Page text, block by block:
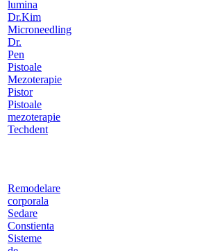
lumina
Dr.Kim
Microneedling
Dr.
Pen
Pistoale
Mezoterapie
Pistor
Pistoale
mezoterapie
Techdent
Remodelare
corporala
Sedare
Constienta
Sisteme